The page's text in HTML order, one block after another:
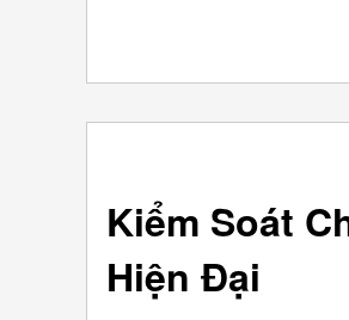
Kiểm Soát
Hiện Đại